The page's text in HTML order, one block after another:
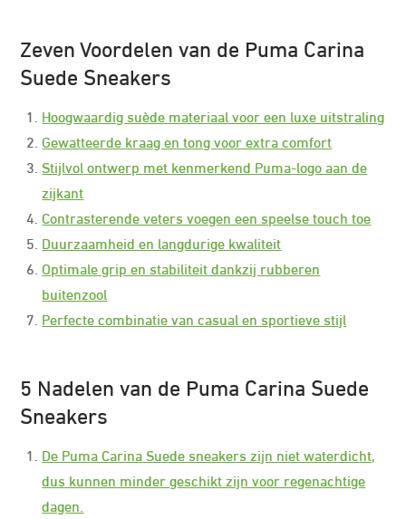
Zeven Voordelen van de Puma Carina
Suede Sneakers
Hoogwaardig suède materiaal voor een luxe uitstraling
Gewatteerde kraag en tong voor extra comfort
Stijlvol ontwerp met kenmerkend Puma-logo aan de
zijkant
Contrasterende veters voegen een speelse touch toe
Duurzaamheid en langdurige kwaliteit
Optimale grip en stabiliteit dankzij rubberen
buitenzool
Perfecte combinatie van casual en sportieve stijl
5 Nadelen van de Puma Carina Suede
Sneakers
De Puma Carina Suede sneakers zijn niet waterdicht,
dus kunnen minder geschikt zijn voor regenachtige
dagen.